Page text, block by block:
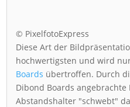
© PixelfotoExpress
Diese Art der
hochwertigsten und wird
Boards übertroffen. Durch
Dibond Boards
Abstandshalter "schwebt"